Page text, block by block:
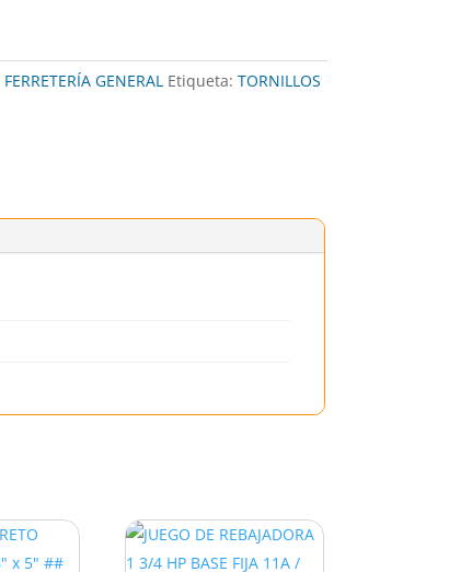
FERRETERÍA GENERAL Etiqueta: TORNILLOS